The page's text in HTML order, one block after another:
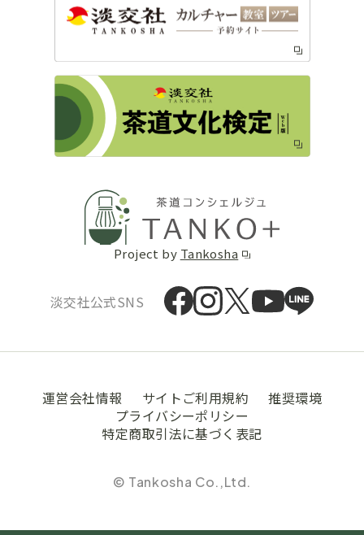
Project by Tankosha
淡交社公式SNS
運営会社情報 サイトご利用規約
推奨環境
プライバシーポリシー
特定商取引法に基づく表記
© Tankosha Co.,Ltd.